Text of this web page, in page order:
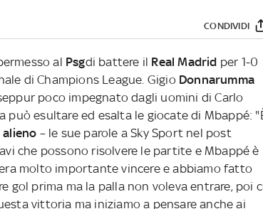
CONDIVIDI
al Psgdi battere il Real Madrid per 1-0
di Champions League. Gigio Donnarumma
poco impegnato dagli uomini di Carlo
può esultare ed esalta le giocate di Mbappé:
alieno – le sue parole a Sky Sport nel post
che possono risolvere le partite e Mbappé è
molto importante vincere e abbiamo fatto
gol prima ma la palla non voleva entrare, poi
vittoria ma iniziamo a pensare anche ai